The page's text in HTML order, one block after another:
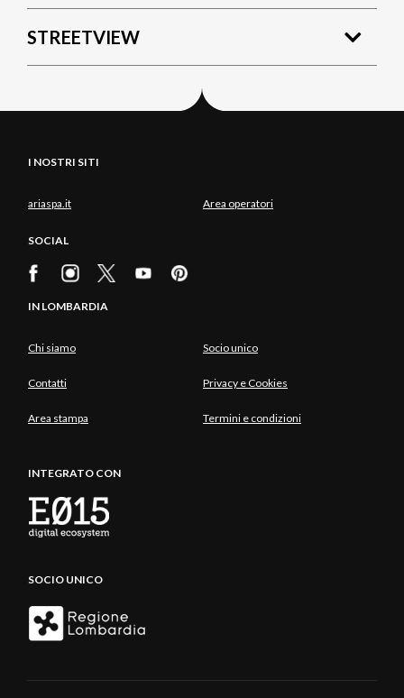
STREETVIEW
I NOSTRI SITI
ariaspa.it Area operatori
SOCIAL
IN LOMBARDIA
Chi siamo Socio unico
Contatti Privacy e Cookies
Area stampa Termini e condizioni
INTEGRATO CON
SOCIO UNICO